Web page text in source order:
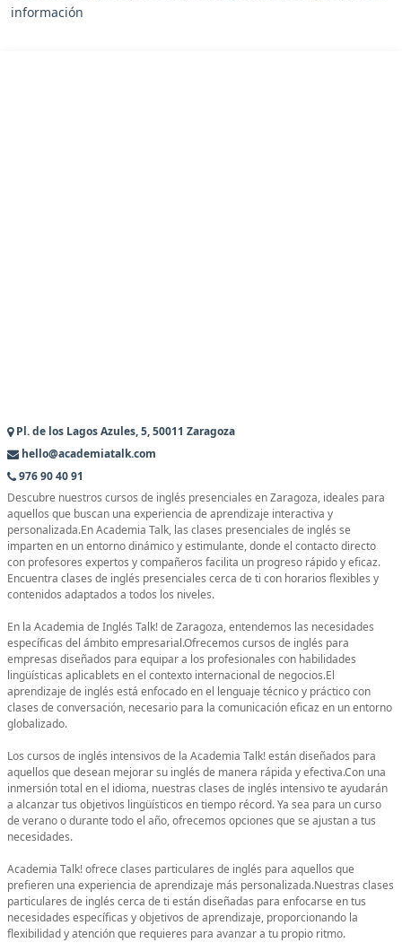
información
Pl. de los Lagos Azules, 5, 50011 Zaragoza
hello@academiatalk.com
976 90 40 91
Descubre nuestros cursos de inglés presenciales en Zaragoza, ideales para
aquellos que buscan una experiencia de aprendizaje interactiva y
personalizada.En Academia Talk, las clases presenciales de inglés se
imparten en un entorno dinámico y estimulante, donde el contacto directo
con profesores expertos y compañeros facilita un progreso rápido y eficaz.
Encuentra clases de inglés presenciales cerca de ti con horarios flexibles y
contenidos adaptados a todos los niveles.
En la Academia de Inglés Talk! de Zaragoza, entendemos las necesidades
específicas del ámbito empresarial.Ofrecemos cursos de inglés para
empresas diseñados para equipar a los profesionales con habilidades
lingüísticas aplicablets en el contexto internacional de negocios.El
aprendizaje de inglés está enfocado en el lenguaje técnico y práctico con
clases de conversación, necesario para la comunicación eficaz en un entorno
globalizado.
Los cursos de inglés intensivos de la Academia Talk! están diseñados para
aquellos que desean mejorar su inglés de manera rápida y efectiva.Con una
inmersión total en el idioma, nuestras clases de inglés intensivo te ayudarán
a alcanzar tus objetivos lingüísticos en tiempo récord. Ya sea para un curso
de verano o durante todo el año, ofrecemos opciones que se ajustan a tus
necesidades.
Academia Talk! ofrece clases particulares de inglés para aquellos que
prefieren una experiencia de aprendizaje más personalizada.Nuestras clases
particulares de inglés cerca de ti están diseñadas para enfocarse en tus
necesidades específicas y objetivos de aprendizaje, proporcionando la
flexibilidad y atención que requieres para avanzar a tu propio ritmo.